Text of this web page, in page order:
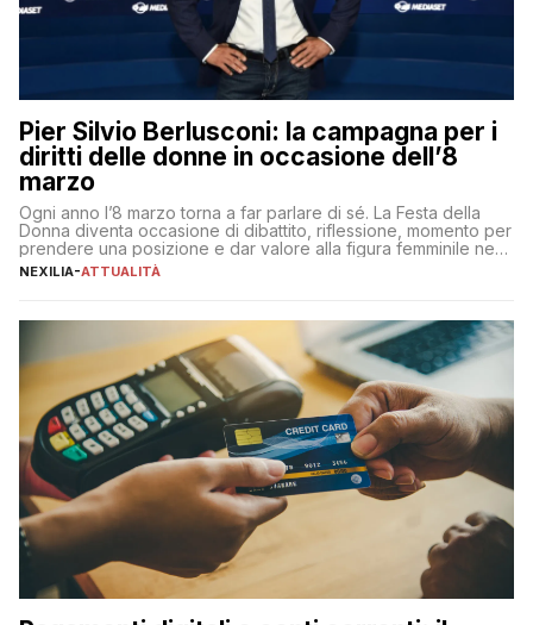
Pier Silvio Berlusconi: la campagna per i
diritti delle donne in occasione dell’8
marzo
Ogni anno l’8 marzo torna a far parlare di sé. La Festa della
Donna diventa occasione di dibattito, riflessione, momento per
prendere una posizione e dar valore alla figura femminile nella
sua complessità e crucialità. A lanciare un messaggio “forte e
NEXILIA-ATTUALITÀ